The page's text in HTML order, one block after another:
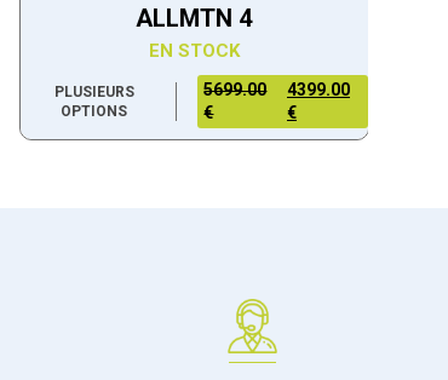
ALLMTN 4
EN STOCK
PLUSIEURS
OPTIONS
5699.00
€
4399.00
€